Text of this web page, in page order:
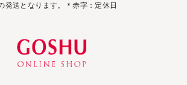
発送となります。＊赤字：定休日